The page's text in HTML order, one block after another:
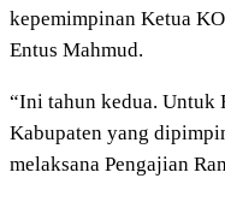
kepemimpinan Ketua
Entus Mahmud.
“Ini tahun kedua. Untuk
Kabupaten yang
melaksana Pengajian